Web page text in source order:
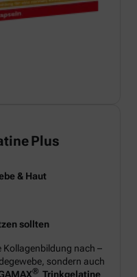
Plus
& Haut
sollten
Kollagenbildung nach –
sondern auch
® Trinkgelatine